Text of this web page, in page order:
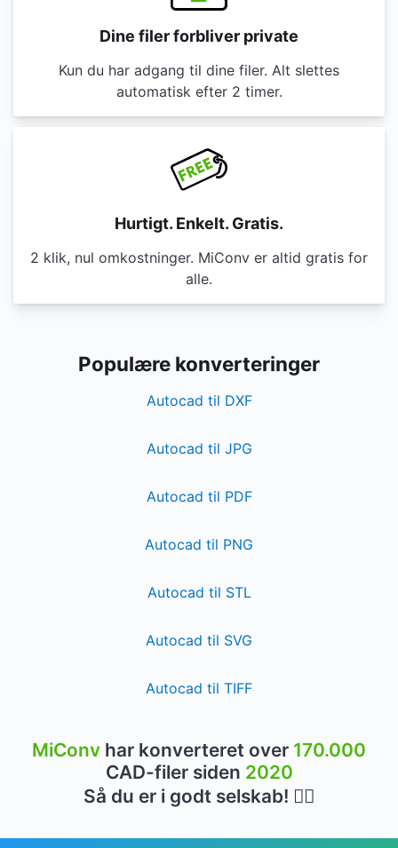
Dine filer forbliver private
Kun du har adgang til dine filer. Alt slettes
automatisk efter 2 timer.
Hurtigt. Enkelt. Gratis.
2 klik, nul omkostninger. MiConv er altid gratis for
alle.
Populære konverteringer
Autocad til DXF
Autocad til JPG
Autocad til PDF
Autocad til PNG
Autocad til STL
Autocad til SVG
Autocad til TIFF
MiConv har konverteret over 170.000
CAD-filer siden 2020
Så du er i godt selskab! 👍🏻